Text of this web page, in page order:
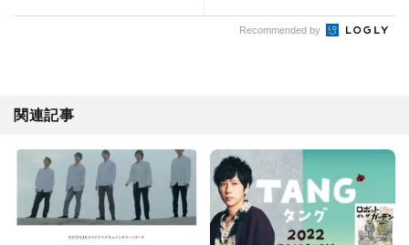
Recommended by
関連記事